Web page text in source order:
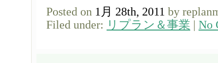
Posted on 1月 28th, 2011 by
Filed under: リプラン＆事業 | No